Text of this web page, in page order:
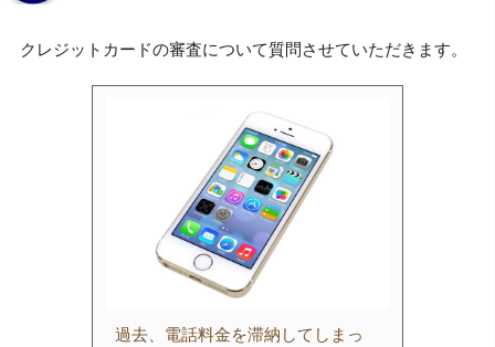
クレジットカードの審査について質問させていただきます。
過去、電話料金を滞納してしまっ